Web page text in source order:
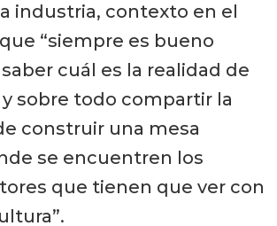
industria, contexto en el
“siempre es bueno
cuál es la realidad de
sobre todo compartir la
construir una mesa
se encuentren los
que tienen que ver con